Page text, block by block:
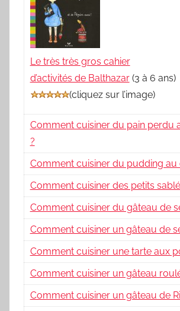
Le très très gros cahier
d’activités de Balthazar(3 à 6 ans)
(cliquez sur l’image)
Comment cuisiner du pain perdu
?
Comment cuisiner du pudding
Comment cuisiner des petits
Comment cuisiner du gâteau de
Comment cuisiner un gâteau de
Comment cuisiner une tarte aux
Comment cuisiner un gâteau
Comment cuisiner un gâteau de